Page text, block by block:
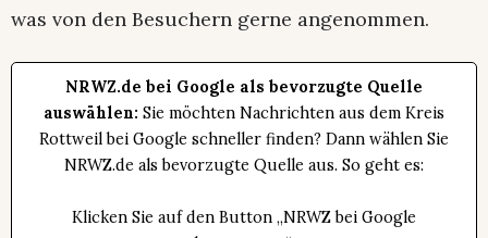
was von den Besuchern gerne angenommen.
NRWZ.de bei Google als bevorzugte Quelle
auswählen: Sie möchten Nachrichten aus dem Kreis
Rottweil bei Google schneller finden? Dann wählen Sie
NRWZ.de als bevorzugte Quelle aus. So geht es:
Klicken Sie auf den Button „NRWZ bei Google